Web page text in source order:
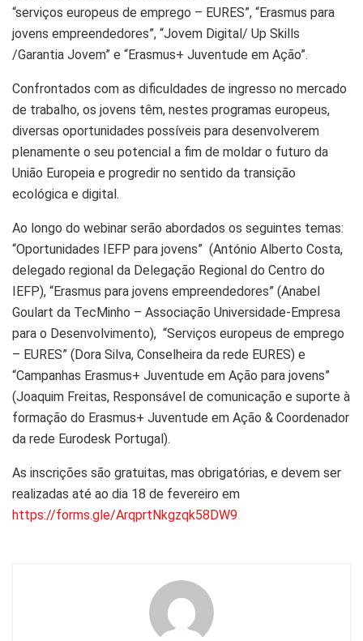
“serviços europeus de emprego – EURES”, “Erasmus para
jovens empreendedores”, “Jovem Digital/ Up Skills
/Garantia Jovem” e “Erasmus+ Juventude em Ação”.
Confrontados com as dificuldades de ingresso no mercado
de trabalho, os jovens têm, nestes programas europeus,
diversas oportunidades possíveis para desenvolverem
plenamente o seu potencial a fim de moldar o futuro da
União Europeia e progredir no sentido da transição
ecológica e digital.
Ao longo do webinar serão abordados os seguintes temas:
“Oportunidades IEFP para jovens” (António Alberto Costa,
delegado regional da Delegação Regional do Centro do
IEFP), “Erasmus para jovens empreendedores” (Anabel
Goulart da TecMinho – Associação Universidade-Empresa
para o Desenvolvimento), “Serviços europeus de emprego
– EURES” (Dora Silva, Conselheira da rede EURES) e
“Campanhas Erasmus+ Juventude em Ação para jovens”
(Joaquim Freitas, Responsável de comunicação e suporte à
formação do Erasmus+ Juventude em Ação & Coordenador
da rede Eurodesk Portugal).
As inscrições são gratuitas, mas obrigatórias, e devem ser
realizadas até ao dia 18 de fevereiro em
https://forms.gle/ArqprtNkgzqk58DW9